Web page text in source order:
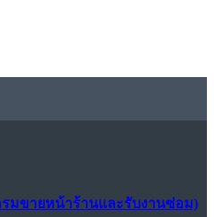
รมขายหน้าร้านและรับงานซ่อม)